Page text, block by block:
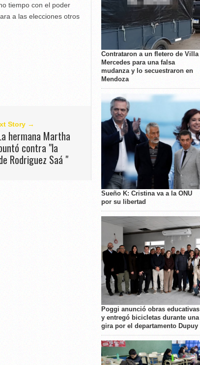
tiempo con el poder
a las elecciones otros
Story →
hermana Martha
contra "la
Rodriguez Saá "
Contrataron a un fletero de Villa
Mercedes para una falsa
mudanza y lo secuestraron en
Mendoza
Sueño K: Cristina va a la ONU
por su libertad
Poggi anunció obras educativas
y entregó bicicletas durante una
gira por el departamento Dupuy